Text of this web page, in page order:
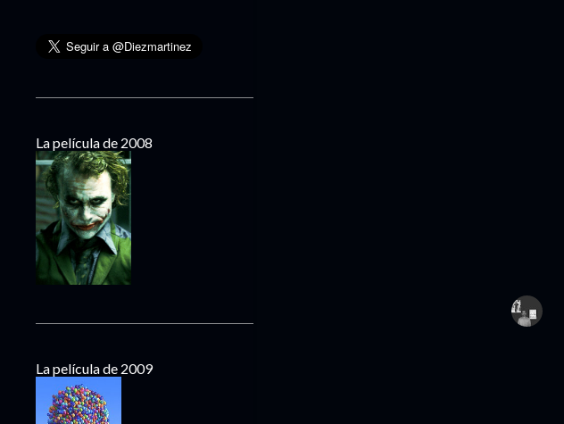
La película de 2008
La película de 2009